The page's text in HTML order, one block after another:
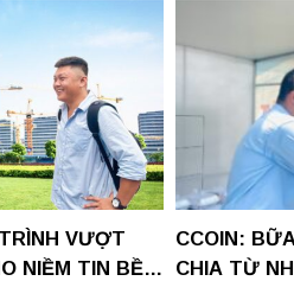
VƯỢT
NIỀM TIN BỀN
CCOIN:
CHIA TỪ